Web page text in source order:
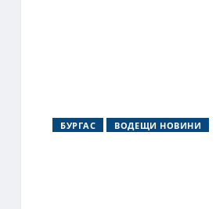
БУРГАС ВОДЕЩИ НОВИНИ